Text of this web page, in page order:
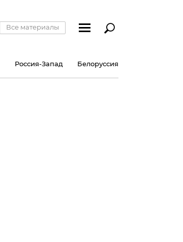
Все материалы
Россия-Запад Белоруссия